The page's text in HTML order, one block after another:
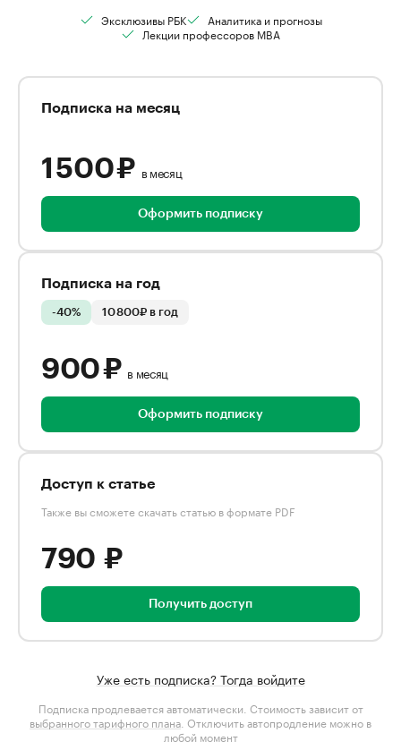
Эксклюзивы РБК
Аналитика и прогнозы
Лекции профессоров MBA
Подписка на месяц
1 500 ₽ в месяц
Оформить подписку
Подписка на год
-40% 10 800₽ в год
900 ₽ в месяц
Оформить подписку
Доступ к статье
Также вы сможете скачать статью в формате PDF
790 ₽
Получить доступ
Уже есть подписка? Тогда войдите
Подписка продлевается автоматически. Стоимость зависит от
выбранного тарифного плана . Отключить автопродление можно в
любой момент